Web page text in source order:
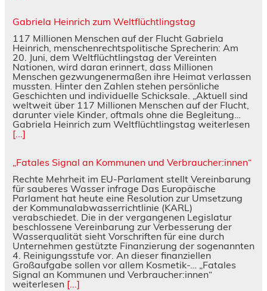
Gabriela Heinrich zum Weltflüchtlingstag
117 Millionen Menschen auf der Flucht Gabriela
Heinrich, menschenrechtspolitische Sprecherin: Am
20. Juni, dem Weltflüchtlingstag der Vereinten
Nationen, wird daran erinnert, dass Millionen
Menschen gezwungenermaßen ihre Heimat verlassen
mussten. Hinter den Zahlen stehen persönliche
Geschichten und individuelle Schicksale. „Aktuell sind
weltweit über 117 Millionen Menschen auf der Flucht,
darunter viele Kinder, oftmals ohne die Begleitung…
Gabriela Heinrich zum Weltflüchtlingstag weiterlesen
[...]
„Fatales Signal an Kommunen und Verbraucher:innen“
Rechte Mehrheit im EU-Parlament stellt Vereinbarung
für sauberes Wasser infrage Das Europäische
Parlament hat heute eine Resolution zur Umsetzung
der Kommunalabwasserrichtlinie (KARL)
verabschiedet. Die in der vergangenen Legislatur
beschlossene Vereinbarung zur Verbesserung der
Wasserqualität sieht Vorschriften für eine durch
Unternehmen gestützte Finanzierung der sogenannten
4. Reinigungsstufe vor. An dieser finanziellen
Großaufgabe sollen vor allem Kosmetik-… „Fatales
Signal an Kommunen und Verbraucher:innen“
weiterlesen [...]